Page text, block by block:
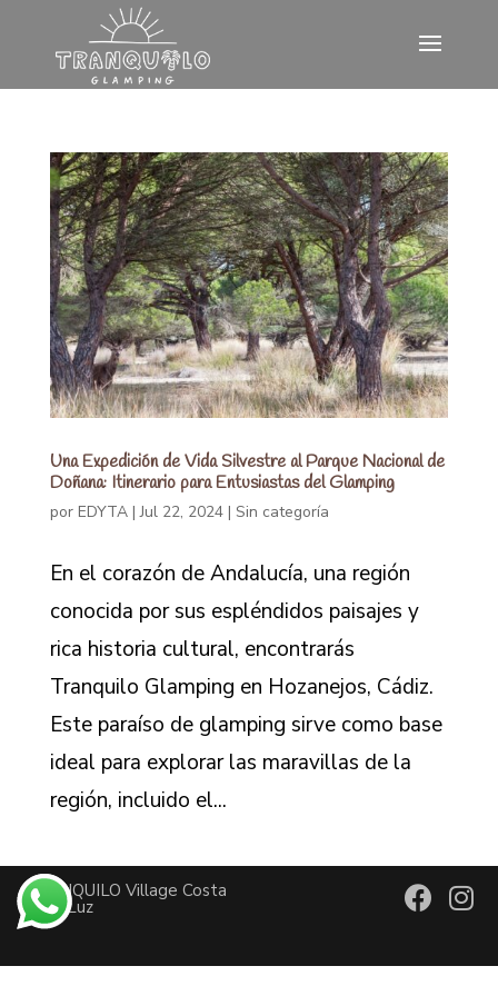
Una Expedición de Vida Silvestre al Parque Nacional de
Doñana: Itinerario para Entusiastas del Glamping
por EDYTA|Jul 22, 2024| Sin categoría
En el corazón de Andalucía, una región
conocida por sus espléndidos paisajes y
rica historia cultural, encontrarás
Tranquilo Glamping en Hozanejos, Cádiz.
Este paraíso de glamping sirve como base
ideal para explorar las maravillas de la
región, incluido el...
TRANQUILO Village Costa
de la Luz